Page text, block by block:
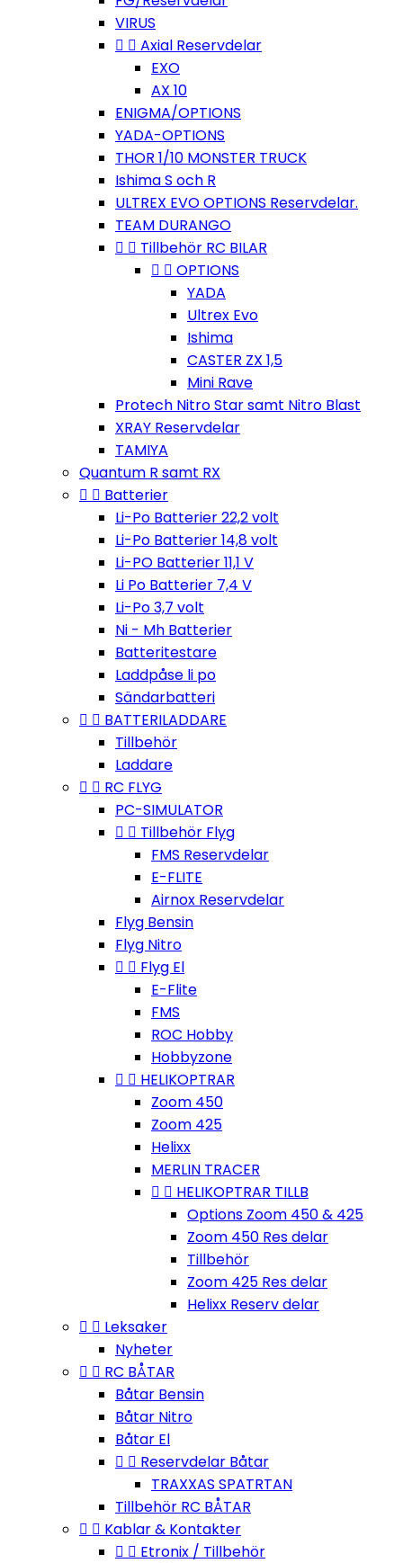
VIRUS
  Axial Reservdelar
EXO
AX 10
ENIGMA/OPTIONS
YADA-OPTIONS
THOR 1/10 MONSTER TRUCK
Ishima S och R
ULTREX EVO OPTIONS Reservdelar.
TEAM DURANGO
  Tillbehör RC BILAR
  OPTIONS
YADA
Ultrex Evo
Ishima
CASTER ZX 1,5
Mini Rave
Protech Nitro Star samt Nitro Blast
XRAY Reservdelar
TAMIYA
Quantum R samt RX
  Batterier
Li-Po Batterier 22,2 volt
Li-Po Batterier 14,8 volt
Li-PO Batterier 11,1 V
Li Po Batterier 7,4 V
Li-Po 3,7 volt
Ni - Mh Batterier
Batteritestare
Laddpåse li po
Sändarbatteri
  BATTERILADDARE
Tillbehör
Laddare
  RC FLYG
PC-SIMULATOR
  Tillbehör Flyg
FMS Reservdelar
E-FLITE
Airnox Reservdelar
Flyg Bensin
Flyg Nitro
  Flyg El
E-Flite
FMS
ROC Hobby
Hobbyzone
  HELIKOPTRAR
Zoom 450
Zoom 425
Helixx
MERLIN TRACER
  HELIKOPTRAR TILLB
Options Zoom 450 & 425
Zoom 450 Res delar
Tillbehör
Zoom 425 Res delar
Helixx Reserv delar
  Leksaker
Nyheter
  RC BÅTAR
Båtar Bensin
Båtar Nitro
Båtar El
  Reservdelar Båtar
TRAXXAS SPATRTAN
Tillbehör RC BÅTAR
  Kablar & Kontakter
  Etronix / Tillbehör